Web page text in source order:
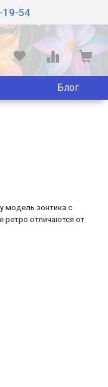
19-54
Блог
модель зонтика с
ретро отличаются от